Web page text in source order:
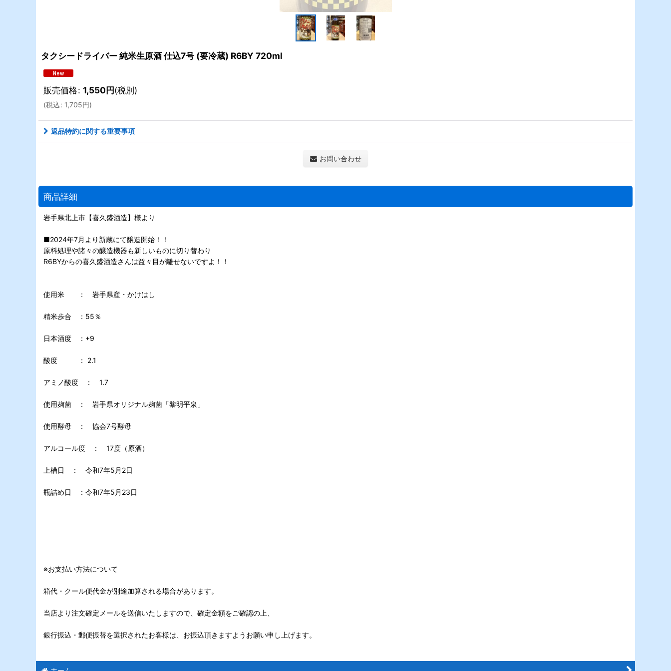
タクシードライバー 純米生原酒 仕込7号 (要冷蔵) R6BY 720ml
販売価格: 1,550円(税別)
(税込: 1,705円)
返品特約に関する重要事項
お問い合わせ
商品詳細
岩手県北上市【喜久盛酒造】様より
■2024年7月より新蔵にて醸造開始！！
原料処理や諸々の醸造機器も新しいものに切り替わり
R6BYからの喜久盛酒造さんは益々目が離せないですよ！！
使用米 ： 岩手県産・かけはし
精米歩合 ：55％
日本酒度 ：+9
酸度 ： 2.1
アミノ酸度 ： 1.7
使用麹菌 ： 岩手県オリジナル麹菌「黎明平泉」
使用酵母 ： 協会7号酵母
アルコール度 ： 17度（原酒）
上槽日 ： 令和7年5月2日
瓶詰め日 ：令和7年5月23日
※お支払い方法について
箱代・クール便代金が別途加算される場合があります。
当店より注文確定メールを送信いたしますので、確定金額をご確認の上、
銀行振込・郵便振替を選択されたお客様は、お振込頂きますようお願い申し上げます。